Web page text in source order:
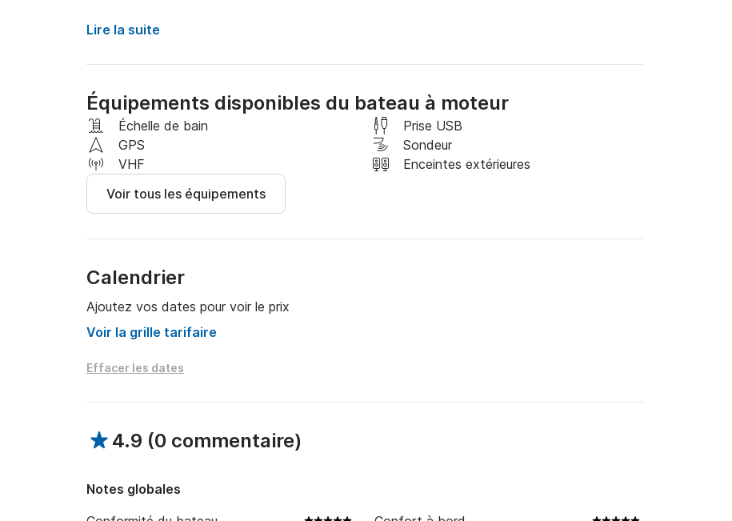
bateau.
IMPORTANT :  Une expérience en navigation sur bateau moteur est requise et sera vérifiée.
* Le carburant est à la charge du locataire.
Louis
Lire la suite
Équipements disponibles du bateau à moteur
Échelle de bain
Prise USB
GPS
Sondeur
VHF
Enceintes extérieures
Voir tous les équipements
Calendrier
Ajoutez vos dates pour voir le prix
Voir la grille tarifaire
Effacer les dates
4.9 (0 commentaire)
Notes globales